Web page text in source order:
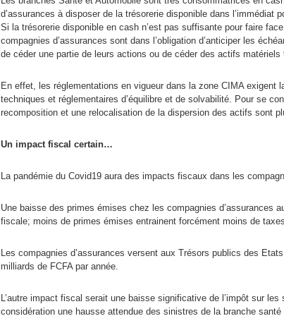
d’assurances à disposer de la trésorerie disponible dans l’immédiat
Si la trésorerie disponible en cash n’est pas suffisante pour faire
compagnies d’assurances sont dans l’obligation d’anticiper les
de céder une partie de leurs actions ou de céder des actifs
En effet, les réglementations en vigueur dans la zone CIMA exigent
techniques et réglementaires d’équilibre et de solvabilité. Pour se
recomposition et une relocalisation de la dispersion des actifs sont
Un impact fiscal certain…
La pandémie du Covid19 aura des impacts fiscaux dans les
Une baisse des primes émises chez les compagnies d’assurances
fiscale; moins de primes émises entrainent forcément moins de
Les compagnies d’assurances versent aux Trésors publics des
milliards de FCFA par année.
L’autre impact fiscal serait une baisse significative de l’impôt sur
considération une hausse attendue des sinistres de la branche